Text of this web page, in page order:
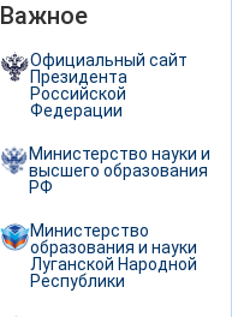
Важное
Официальный сайт
Президента
Российской
Федерации
Министерство науки и
высшего образования
РФ
Министерство
образования и науки
Луганской Народной
Республики